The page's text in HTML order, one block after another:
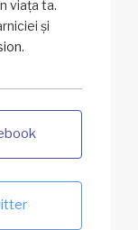
viața ta.
și
.